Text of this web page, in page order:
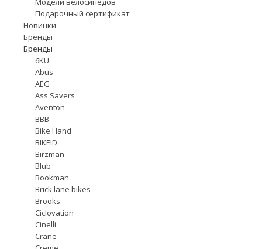
Подарочный сертификат
Новинки
Бренды
Бренды
6KU
Abus
AEG
Ass Savers
Aventon
BBB
Bike Hand
BIKEID
Birzman
Blub
Bookman
Brick lane bikes
Brooks
Ciclovation
Cinelli
Crane